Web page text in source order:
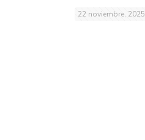
22 noviembre, 2025